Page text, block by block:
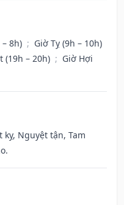
8h) ; Giờ Tỵ (9h – 10h)
(19h – 20h) ; Giờ Hợi
Nguyệt tận, Tam